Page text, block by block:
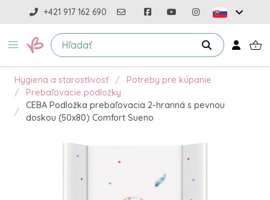
+421 917 162 690
Hygiena a starostlivosť
Potreby pre kúpanie
Prebaľovacie podložky
CEBA Podložka prebaľovacia 2-hranná s pevnou
doskou (50x80) Comfort Sueno